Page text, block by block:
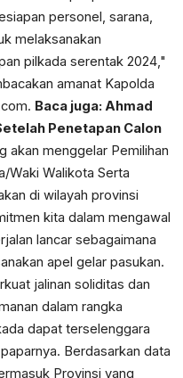
personel, sarana,
melaksanakan
pilkada serentak 2024,"
amanat Kapolda
. Baca juga: Ahmad
Penetapan Calon
akan menggelar Pemilihan
Waki Walikota Serta
di wilayah provinsi
kita dalam mengawal
lancar sebagaimana
apel gelar pasukan.
jalinan soliditas dan
dalam rangka
dapat terselenggara
Berdasarkan data
Provinsi yang